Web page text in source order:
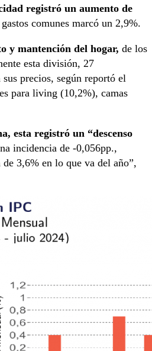
registró un aumento de
comunes marcó un 2,9%.
y mantención del hogar, de los
esta división, 27
precios, según reportó el
para living (10,2%), camas
esta registró un “descenso
incidencia de -0,056pp.,
3,6% en lo que va del año”,